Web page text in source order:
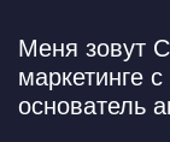
Меня зовут
маркетинге
основатель